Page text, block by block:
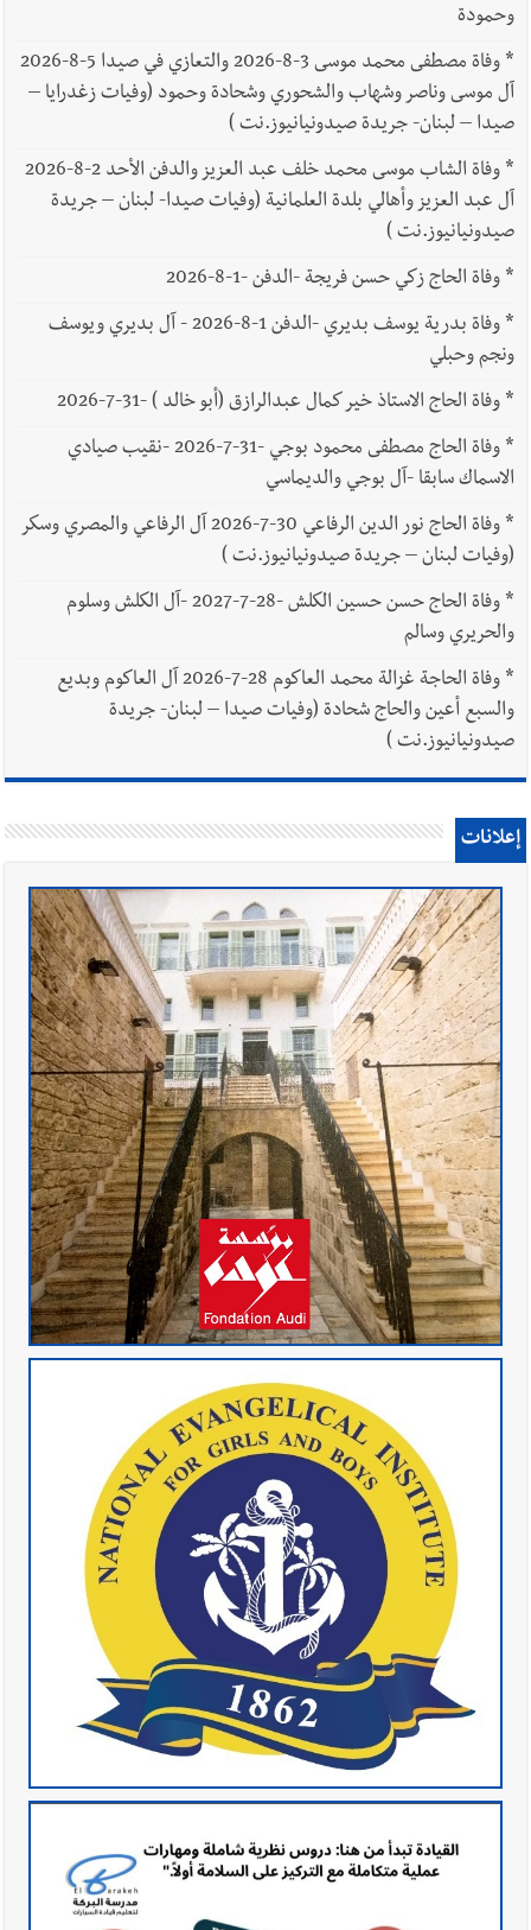
وحمودة
*
وفاة مصطفى محمد موسى 3-8-2026 والتعازي في صيدا 5-8-2026
آل موسى وناصر وشهاب والشحوري وشحادة وحمود (وفيات زغدرايا –
صيدا – لبنان- جريدة صيدونيانيوز.نت )
*
وفاة الشاب موسى محمد خلف عبد العزيز والدفن الأحد 2-8-2026
آل عبد العزيز وأهالي بلدة العلمانية (وفيات صيدا- لبنان – جريدة
صيدونيانيوز.نت )
*وفاة الحاج زكي حسن فريجة -الدفن -1-8-2026
*
وفاة بدرية يوسف بديري -الدفن 1-8-2026 - آل بديري ويوسف
ونجم وحبلي
*وفاة الحاج الاستاذ خير كمال عبدالرازق (أبو خالد ) -31-7-2026
*
وفاة الحاج مصطفى محمود بوجي -31-7-2026 -نقيب صيادي
الاسماك سابقا -آل بوجي والديماسي
*
وفاة الحاج نور الدين الرفاعي 30-7-2026 آل الرفاعي والمصري وسكر
(وفيات لبنان – جريدة صيدونيانيوز.نت )
*
وفاة الحاج حسن حسين الكلش -28-7-2027 -آل الكلش وسلوم
والحريري وسالم
*
وفاة الحاجة غزالة محمد العاكوم 28-7-2026 آل العاكوم وبديع
والسبع أعين والحاج شحادة (وفيات صيدا – لبنان- جريدة
صيدونيانيوز.نت )
إعلانات